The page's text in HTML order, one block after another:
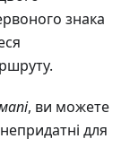
знака
, ви можете
для